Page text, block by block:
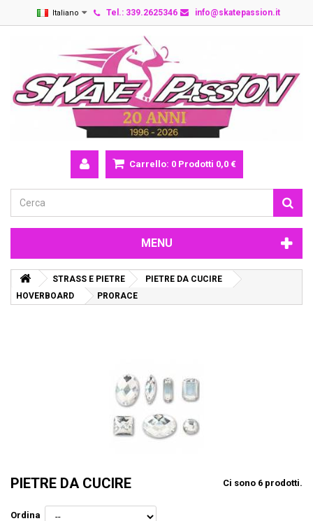
Italiano Tel.: 339.2625346 info@skatepassion.it
Carrello: 0 Prodotti 0,0 €
MENU
STRASS E PIETRE
PIETRE DA CUCIRE
HOVERBOARD
PRORACE
PIETRE DA CUCIRE Ci sono 6 prodotti.
Ordina